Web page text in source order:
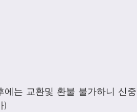
는 교환및 환불 불가하니 신
)